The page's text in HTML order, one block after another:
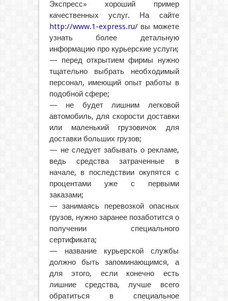
Экспресс» хороший пример
качественных услуг. На сайте
http://www.1-express.ru/вы можете
узнать более детальную
информацию про курьерские услуги;
— перед открытием фирмы нужно
тщательно выбрать необходимый
персонал, имеющий опыт работы в
подобной сфере;
— не будет лишним легковой
автомобиль, для скорости доставки
или маленький грузовичок для
доставки больших грузов;
— не следует забывать о рекламе,
ведь средства затраченные в
начале, в последствии окупятся с
процентами уже с первыми
заказами;
— занимаясь перевозкой опасных
грузов, нужно заранее позаботится о
получении специального
сертификата;
— название курьерской службы
должно быть запоминающимся, а
для этого, если конечно есть
лишние средства, лучше всего
обратиться в специальное